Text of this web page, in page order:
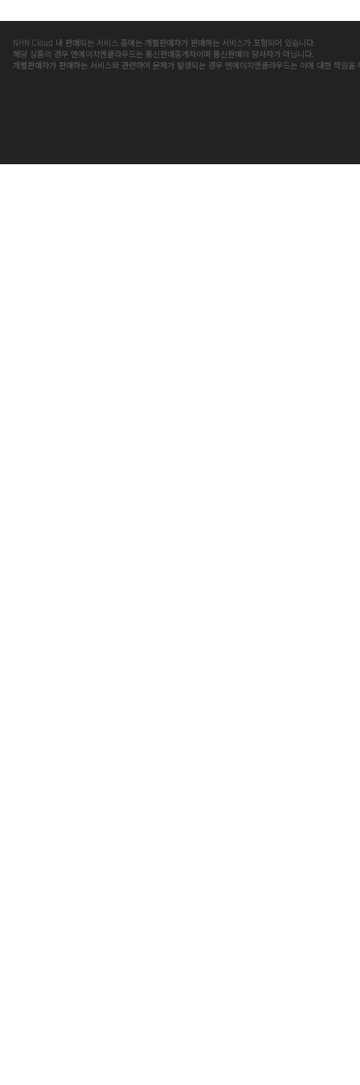
NHN Cloud 내 판매되는 서비스 중에는 개별판매자가 판매하는 서비스가 포함되어 있습니다.
해당 상품의 경우 엔에이치엔클라우드는 통신판매중개자이며 통신판매의 당사자가 아닙니다.
개별판매자가 판매하는 서비스와 관련하여 문제가 발생되는 경우 엔에이치엔클라우드는 이에 대한 책임을